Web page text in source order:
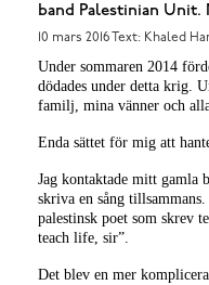
band Palestinian Unit.
10 mars 2016 Text: Khaled
Under sommaren 2014
dödades under detta krig.
familj, mina vänner och
Enda sättet för mig att
Jag kontaktade mitt gamla
skriva en sång
palestinsk poet som skrev
teach life, sir”.
Det blev en mer